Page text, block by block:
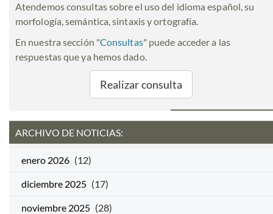
Atendemos consultas sobre el uso del idioma español, su
morfología, semántica, sintaxis y ortografía.
En nuestra sección "Consultas" puede acceder a las
respuestas que ya hemos dado.
Realizar consulta
ARCHIVO DE NOTICIAS:
enero 2026 (12)
diciembre 2025 (17)
noviembre 2025 (28)